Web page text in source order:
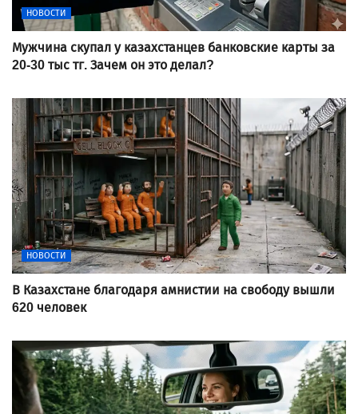
НОВОСТИ
Мужчина скупал у казахстанцев банковские карты за
20-30 тыс тг. Зачем он это делал?
НОВОСТИ
В Казахстане благодаря амнистии на свободу вышли
620 человек